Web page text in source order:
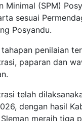
Minimal (SPM)
sesuai
Posyandu.
tahapan penilaian
paparan dan
telah
dengan hasil
meraih tiga